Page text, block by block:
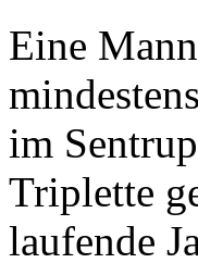
Eine
im
Triplette
laufende